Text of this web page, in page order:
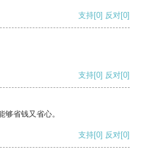
支持[0] 反对[0]
支持[0] 反对[0]
省钱又省心。
支持[0] 反对[0]